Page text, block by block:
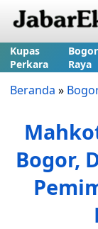
Kupas
Perkara
Bogor
Raya
Beranda »
Bogor,